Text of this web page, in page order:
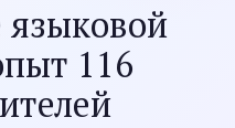
в блоге, интервью,
языковой
116